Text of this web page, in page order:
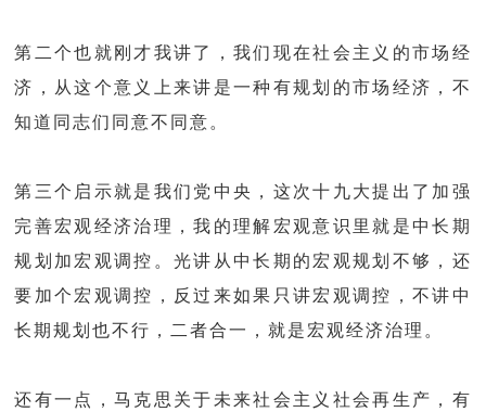
第二个也就刚才我讲了，我们现在社会主义的市场经
济，从这个意义上来讲是一种有规划的市场经济，不
知道同志们同意不同意。
第三个启示就是我们党中央，这次十九大提出了加强
完善宏观经济治理，我的理解宏观意识里就是中长期
规划加宏观调控。光讲从中长期的宏观规划不够，还
要加个宏观调控，反过来如果只讲宏观调控，不讲中
长期规划也不行，二者合一，就是宏观经济治理。
还有一点，马克思关于未来社会主义社会再生产，有